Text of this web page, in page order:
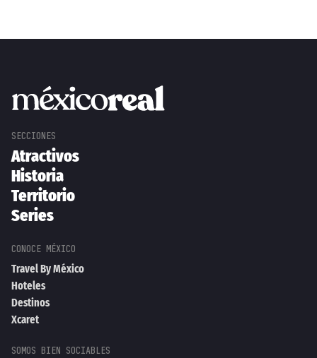
Atractivos
Historia
Territorio
Series
Travel By México
Hoteles
Destinos
Xcaret